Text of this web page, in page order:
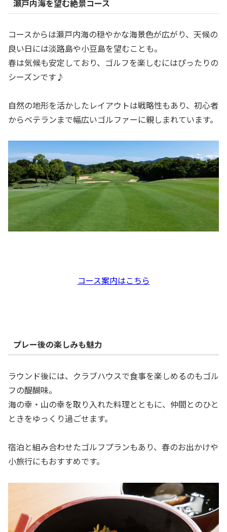
瀬戸内海を望む絶景コース
コースからは瀬戸内海の穏やかな海景色が広がり、天候の
良い日には淡路島や小豆島を望むことも。
春は気候も安定しており、ゴルフを楽しむにはぴったりの
シーズンです♪
自然の地形を活かしたレイアウトは戦略性もあり、初心者
からベテランまで幅広いゴルファーに親しまれています。
コース案内はこちら
プレー後の楽しみも魅力
ラウンド後には、クラブハウスで食事を楽しめるのもゴル
フの醍醐味。
海の幸・山の幸を取り入れた料理とともに、仲間とのひと
ときをゆっくり過ごせます。
宿泊と組み合わせたゴルフプランもあり、春のお出かけや
小旅行にもおすすめです。